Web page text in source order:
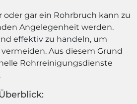
oder gar ein Rohrbruch kann zu
Angelegenheit werden.
effektiv zu handeln, um
Aus diesem Grund
Rohrreinigungsdienste